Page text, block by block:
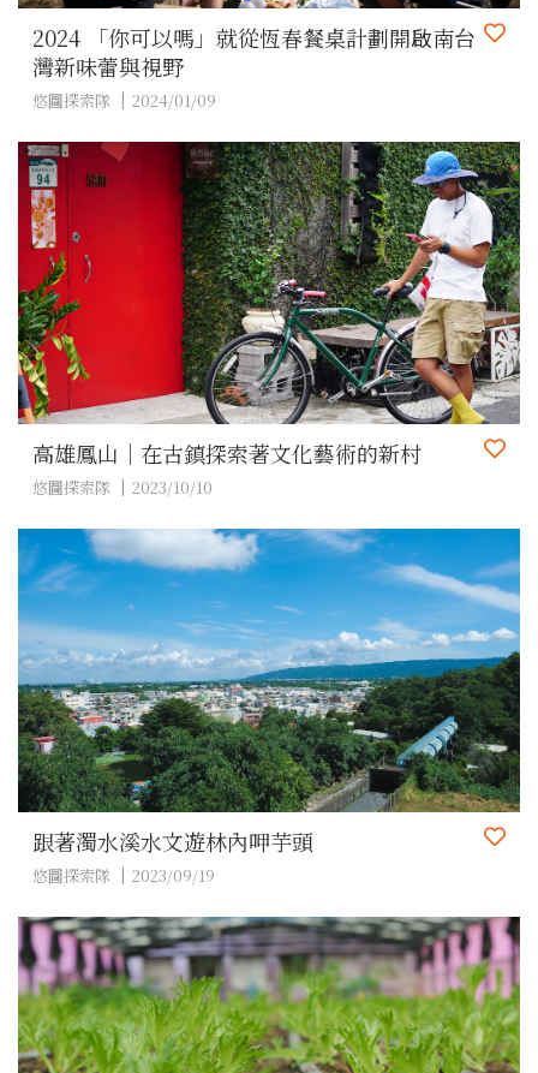
2024 「你可以嗎」就從恆春餐桌計劃開啟南台
灣新味蕾與視野
悠圖探索隊 2024/01/09
高雄鳳山｜在古鎮探索著文化藝術的新村
悠圖探索隊 2023/10/10
跟著濁水溪水文遊林內呷芋頭
悠圖探索隊 2023/09/19